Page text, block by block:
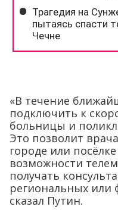
«В течение
подключить к
больницы и
Это позволит
городе или
возможности
получать
региональных или
сказал Путин.